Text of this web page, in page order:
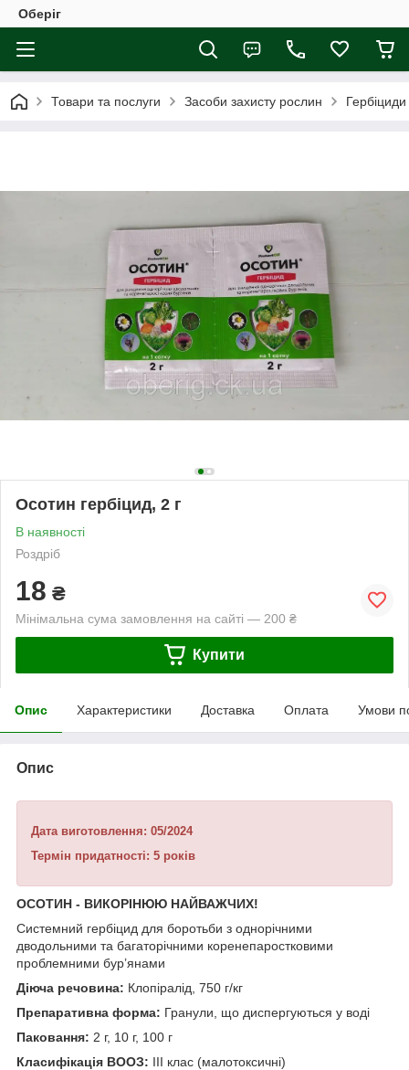
Оберіг
Товари та послуги Засоби захисту рослин Гербіциди
Осотин гербіцид, 2 г
В наявності
Роздріб
18 ₴
Мінімальна сума замовлення на сайті — 200 ₴
Купити
Опис Характеристики Доставка Оплата Умови
Опис
Дата виготовлення: 05/2024
Термін придатності: 5 років
ОСОТИН - ВИКОРІНЮЮ НАЙВАЖЧИХ!
Системний гербіцид для боротьби з однорічними
дводольними та багаторічними коренепаростковими
проблемними бур’янами
Діюча речовина: Клопіралід, 750 г/кг
Препаративна форма: Гранули, що диспергуються у воді
Паковання: 2 г, 10 г, 100 г
Класифікація ВООЗ: ІІІ клас (малотоксичні)